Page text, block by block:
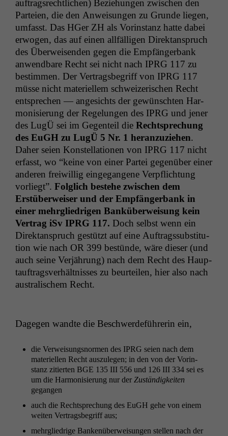
auf­tragsrechtlichen) Beziehun­gen zwis­chen den
Parteien, die den Anweisun­gen zu Grunde liegen,
umfasst. Das HGer ZH als Vorin­stanz hat­te dabei
erwogen, das auf einen allfäl­li­gen Direk­tanspruch
des Über­weisenden gegen die Empfänger­bank
anwend­bare Recht sei nicht nach IPRG 117 zu
bes­tim­men. Der Ver­trags­be­griff von IPRG 117
müsse nicht materiellem schweiz­erischen Recht
entsprechen — angesichts der gewün­scht­en Har­
mon­isierung der Regelun­gen des IPRG und jen­er
des LugÜ sei im Gegen­teil die Recht­sprechung
des EuGH zu LugÜ 5 Nr. 1 her­anzuziehen.
Daher seien Kon­stel­la­tio­nen von IPRG 117 nicht
erfasst, wo “keine von ein­er Partei gegenüber ein­er
anderen frei­willig einge­gan­gene Verpflich­tung
vor­liegt”. Fol­glich beste­he zwis­chen dem
Erstüber­weis­er und der Empfänger­bank in
ein­er mehrgliedri­gen Banküber­weisung kein
Ver­trag iSv IPRG 117. Doch selb­st wenn ein
Direk­tanspruch gestützt auf eine Auf­tragssub­sti­tu­
tion wie nach OR 399 bestünde, wäre dieser (und
auch seine Ver­jährung) nach dem Recht des Haup­
tauf­tragsver­hält­niss­es zu beurteilen, hier also nach
aus­tralis­chem Recht.
Dage­gen wandte die Beschw­erde­führerin ein,
die Ver­weisungsnor­men des IPRG seien nach dem
materiellen Recht auszule­gen; in den von der Vorin­
stanz zitierten BGE 135 III 556 und 126 III 334 sei es
um die Har­mon­isierung nur der Zuständigkeit­en
gegangen
auch die Recht­sprechung des EuGH gehe von einem
weit­en Ver­trags­be­griff aus;
mehrgliedrige Bankenüber­weisun­gen stellen nach der